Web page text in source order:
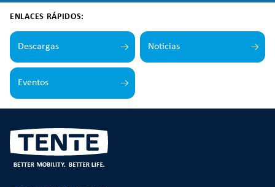
ENLACES RÁPIDOS:
Descargas Noticias
Eventos